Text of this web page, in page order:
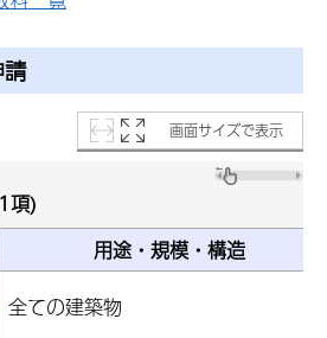
画面サイズで表示
項)
用途・規模・構造
全ての建築物